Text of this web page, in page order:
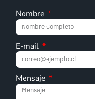
Nombre
E-mail
Mensaje